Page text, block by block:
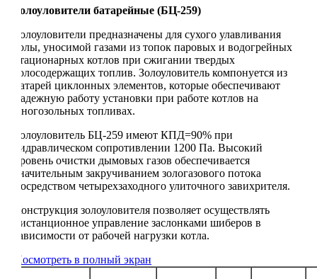
Золоуловители батарейные (БЦ-259)
Золоуловители предназначены для сухого улавливания
золы, уносимой газами из топок паровых и водогрейных
стационарных котлов при сжигании твердых
золосодержащих топлив. Золоуловитель компонуется из
батарей циклонных элементов, которые обеспечивают
надежную работу установки при работе котлов на
многозольных топливах.
Золоуловитель БЦ-259 имеют КПД=90% при
гидравлическом сопротивлении 1200 Па. Высокий
уровень очистки дымовых газов обеспечивается
значительным закручиванием зологазового потока
посредством четырехзаходного улиточного завихрителя.
Конструкция золоуловителя позволяет осуществлять
дистанционное управление заслонками шиберов в
зависимости от рабочей нагрузки котла.
Посмотреть в полный экран